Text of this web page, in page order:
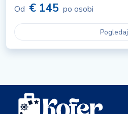
Od € 145 po osobi
Pogledaj